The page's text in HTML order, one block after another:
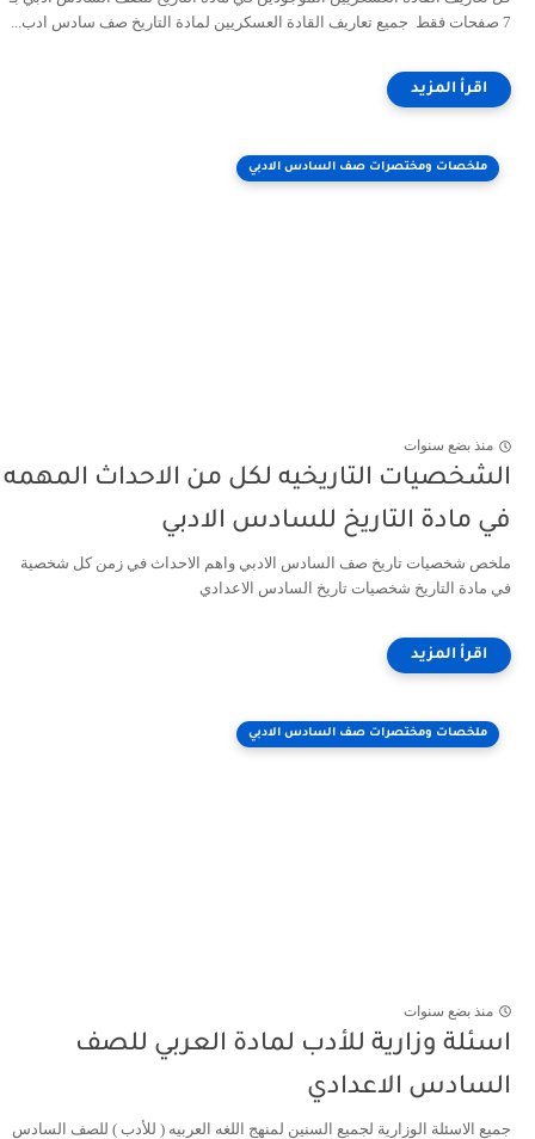
7 صفحات فقط جميع تعاريف القادة العسكريين لمادة التاريخ صف سادس ادب...
ملخصات ومختصرات صف السادس الادبي
منذ بضع سنوات
الشخصيات التاريخيه لكل من الاحداث المهمه
في مادة التاريخ للسادس الادبي
ملخص شخصيات تاريخ صف السادس الادبي واهم الاحداث في زمن كل شخصية
في مادة التاريخ شخصيات تاريخ السادس الاعدادي
ملخصات ومختصرات صف السادس الادبي
منذ بضع سنوات
اسئلة وزارية للأدب لمادة العربي للصف
السادس الاعدادي
جميع الاسئلة الوزارية لجميع السنين لمنهج اللغه العربيه ( للأدب ) للصف السادس